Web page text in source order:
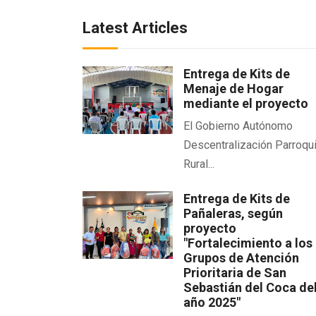
Latest Articles
Entrega de Kits de
Menaje de Hogar
mediante el proyecto
El Gobierno Autónomo
Descentralización
Rural...
Entrega de Kits de
Pañaleras, según
proyecto
"Fortalecimiento a los
Grupos de Atención
Prioritaria de San
Sebastián del Coca
año 2025"